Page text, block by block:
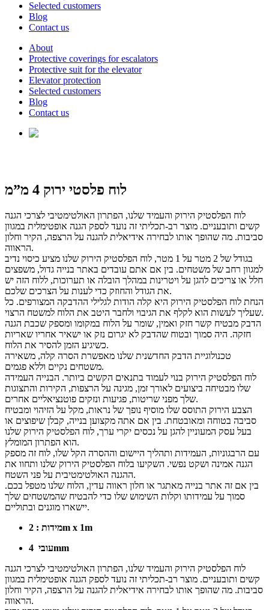
Selected customers
Blog
Contact us
About
Protective coverings for escalators
Protective suit for the elevator
Elevator protection
Selected customers
Blog
Contact us
לוח פלסטי ירוק 4 מ”מ
לוח הפלסטיק הירוק והעמיד שלנו, הפתרון האולטימטיבי לצרכי הגנה
קשים ותובעניים. מוצר רב-תכליתי זה נועד לספק הגנה אופטימלית במגוון
סביבות. מה שהופך אותו לבחירה אידיאלית להגנה על הרצפה, הקיר וחלון
הראווה.
בגודל של 2 מטר על 1 מטר, לוח הפלסטיק הירוק שלנו מציע כיסוי נדיב
למגוון רחב של משטחים. בין אם אתם עובדים באתר בנייה גדול, משפצים
חלל או צריכים להגן על ויטרינות במהלך הובלה או תערוכות, ללוח הזה יש
את הגודל והחוזק כדי לענות על הצרכים שלכם.
הנחת לוח הפלסטיק הירוק היא קלה הודות לגלילי ההדבקה המצורפים. כל
שעליך לעשות הוא לקלף את הגיבוי ולחבר היטב את הלוח למשטח הרצוי.
הדבק מבטיח קשר חזק ואמין, שומר על הלוח במקומו ומספק שכבת הגנה
חזקה. היה סמוך ובטוח שהדבק לא יגרום נזק או ישאיר אחריו שאריות
כשיגיע הזמן להסיר את הלוח.
טכנולוגיית הדבק החדשנית שלנו מאפשרת הסרה קלה, משאירה
משטחים נקיים וללא פגמים.
לוח הפלסטיק הירוק בנוי לעמוד בתנאים הקשים ביותר. הבנייה העמידה
שלו מבטיחה ביצועים לאורך זמן, מגינה על הרצפות, הקירות והתצוגות
שלך מפני שריטות, פגיעות ונזקים פוטנציאליים אחרים.
הצבע הירוק התוסס שלו מוסיף נופך של נראות, מקל על הזיהוי ומבטיח
סביבה בטוחה ומאובטחת. בין אם אתה מקצוען בנייה, קבלן שיפוצים או
בעל עסק המעוניין להגן על נכסים יקרי ערך, לוח הפלסטיק הירוק שלנו
הוא הפתרון המומלץ.
עם הרבגוניות, העמידות ותהליך היישום וההסרה הקל שלו, לוח זה מספק
הגנה אמינה ושקט נפשי. השקיעו בלוח הפלסטיק הירוק שלנו ותחוו את
ההגנה האולטימטיבית על פני השטח.
בין אם זה אתר בנייה מאתגר או חלון ראווה עדין, הלוח שלנו מטפל בכם.
סמוך על עמידותו וקלות השימוש שלו כדי להבטיח שהמשטחים שלך
יישארו מוגנים ובתוליים.
מידות :2m x 1m
עובי4mm
לוח הפלסטיק הירוק והעמיד שלנו, הפתרון האולטימטיבי לצרכי הגנה
קשים ותובעניים. מוצר רב-תכליתי זה נועד לספק הגנה אופטימלית במגוון
סביבות. מה שהופך אותו לבחירה אידיאלית להגנה על הרצפה, הקיר וחלון
הראווה.